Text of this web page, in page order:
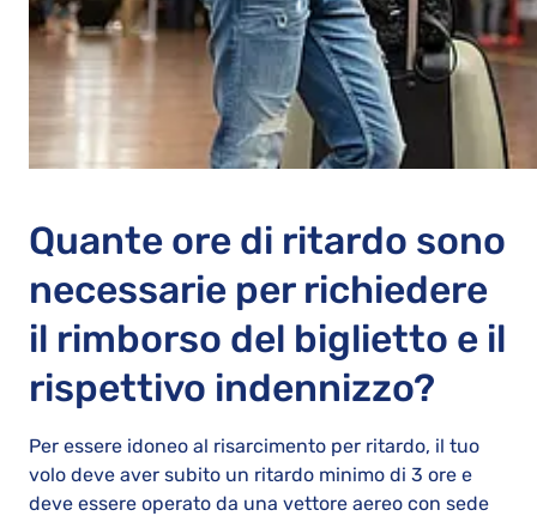
Quante ore di ritardo sono
necessarie per richiedere
il rimborso del biglietto e il
rispettivo indennizzo?
Per essere idoneo al risarcimento per ritardo, il tuo
volo deve aver subito un ritardo minimo di 3 ore e
deve essere operato da una vettore aereo con sede